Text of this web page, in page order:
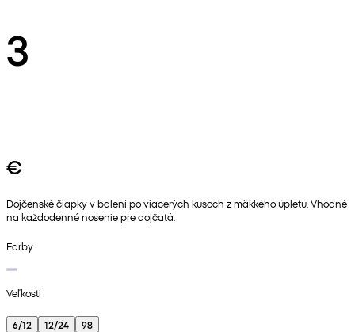
3
€
Dojčenské čiapky v balení po viacerých kusoch z mäkkého úpletu. Vhodné
na každodenné nosenie pre dojčatá.
Farby
Veľkosti
6/12 12/24
98